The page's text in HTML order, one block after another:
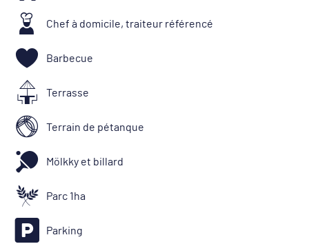
Chef à domicile, traiteur référencé
Barbecue
Terrasse
Terrain de pétanque
Mölkky et billard
Parc 1ha
Parking